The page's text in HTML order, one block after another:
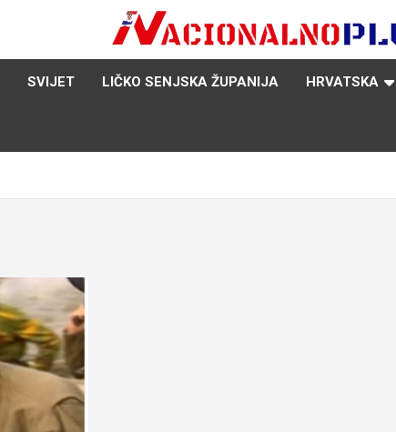
NacionalnoPlus.hr
Nacija želi znati više
SVIJET LIČKO SENJSKA ŽUPANIJA HRVATSKA